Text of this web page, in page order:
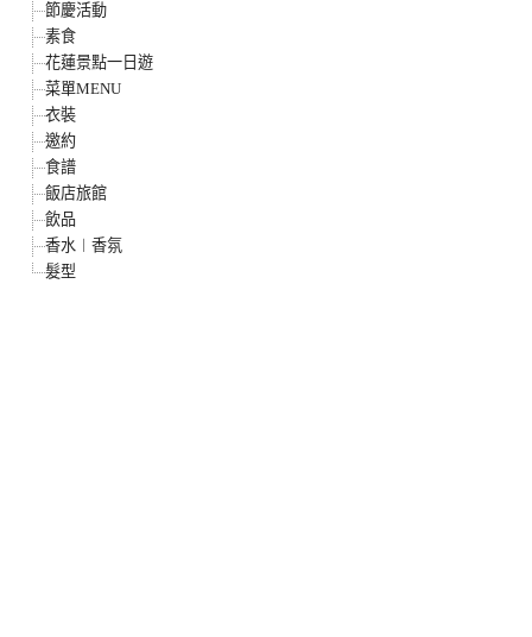
節慶活動
素食
花蓮景點一日遊
菜單MENU
衣裝
邀約
食譜
飯店旅館
飲品
香水︱香氛
髮型